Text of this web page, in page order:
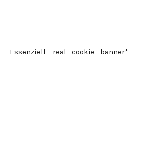
Essenziell real_cookie_banner*